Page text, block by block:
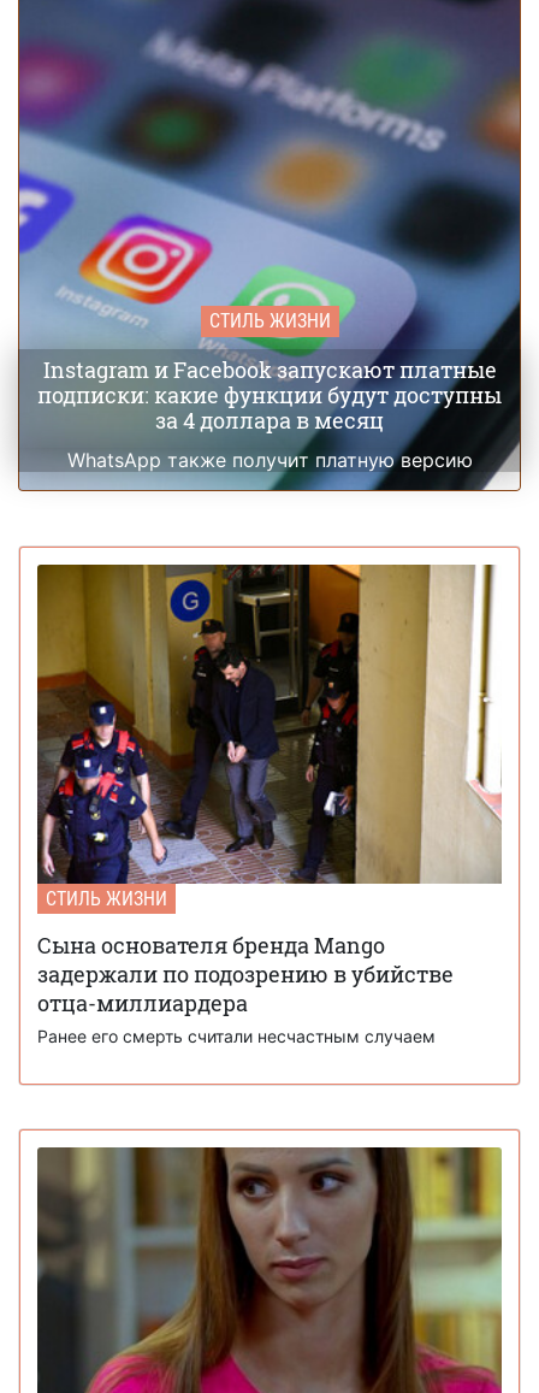
СТИЛЬ ЖИЗНИ
Instagram и Facebook запускают платные
подписки: какие функции будут доступны
за 4 доллара в месяц
WhatsApp также получит платную версию
СТИЛЬ ЖИЗНИ
Сына основателя бренда Mango
задержали по подозрению в убийстве
отца-миллиардера
Ранее его смерть считали несчастным случаем